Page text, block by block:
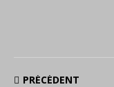
PRÉCÉDENT